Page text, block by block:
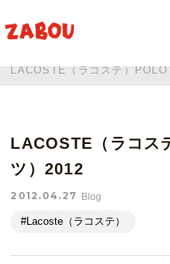
LACOSTE（ラコステ）
LACOSTE（ラコス
ツ）2012
2012.04.27 Blog
#Lacoste（ラコステ）